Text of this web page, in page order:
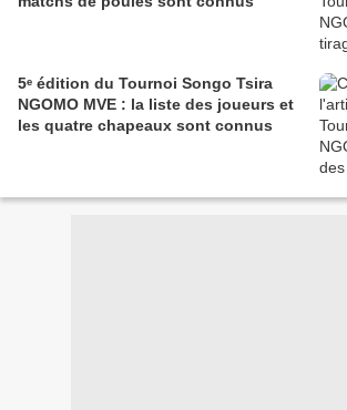
5ᵉ édition du Tournoi Songo Tsira
NGOMO MVE : la liste des joueurs et
les quatre chapeaux sont connus